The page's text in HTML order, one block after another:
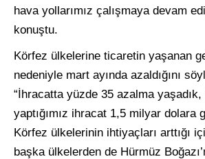
hava yollarımız çalışmaya devam
konuştu.
Körfez ülkelerine ticaretin yaşanan
nedeniyle mart ayında azaldığını
“İhracatta yüzde 35 azalma
yaptığımız ihracat 1,5 milyar dolara
Körfez ülkelerinin ihtiyaçları arttığı
başka ülkelerden de Hürmüz